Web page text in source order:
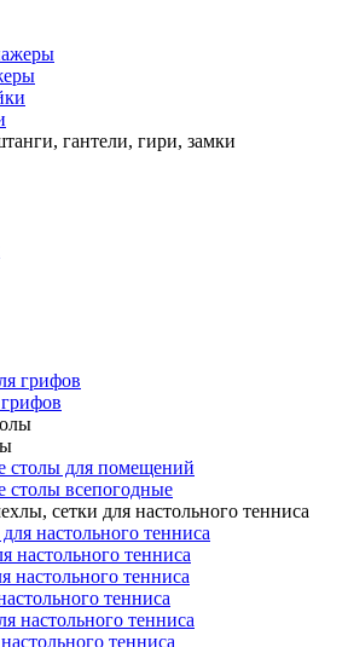
гантели, гири, замки
столы для помещений
столы всепогодные
сетки для настольного тенниса
настольного тенниса
тенниса
тенниса